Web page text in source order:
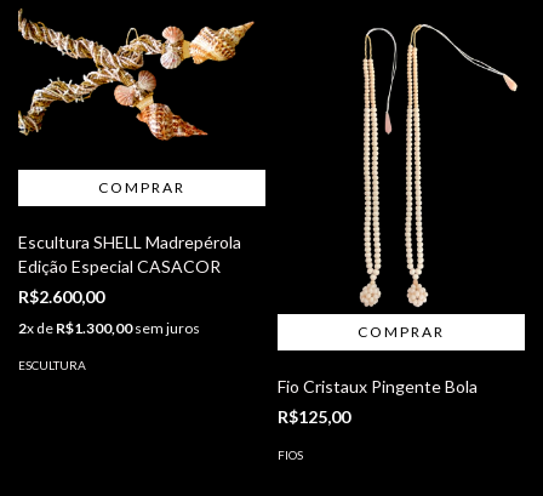
Escultura SHELL Madrepérola
Edição Especial CASACOR
R$2.600,00
2x de R$1.300,00sem juros
ESCULTURA
Fio Cristaux Pingente Bola
R$125,00
FIOS